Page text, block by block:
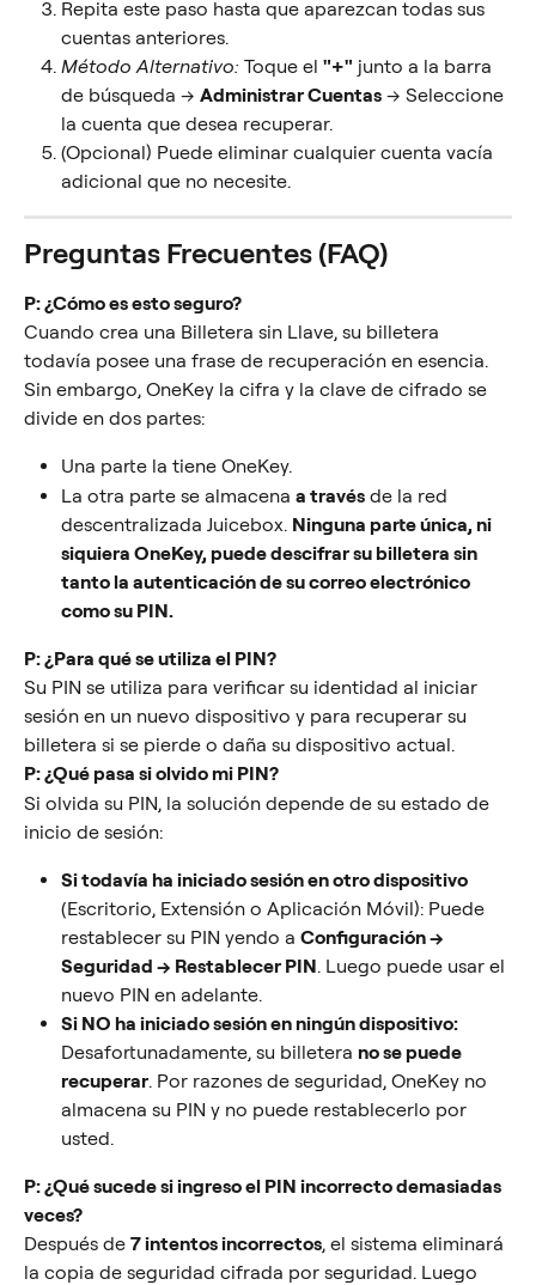
Repita este paso hasta que aparezcan todas sus
cuentas anteriores.
Método Alternativo: Toque el "+" junto a la barra
de búsqueda → Administrar Cuentas → Seleccione
la cuenta que desea recuperar.
(Opcional) Puede eliminar cualquier cuenta vacía
adicional que no necesite.
Preguntas Frecuentes (FAQ)
P: ¿Cómo es esto seguro?
Cuando crea una Billetera sin Llave, su billetera
todavía posee una frase de recuperación en esencia.
Sin embargo, OneKey la cifra y la clave de cifrado se
divide en dos partes:
Una parte la tiene OneKey.
La otra parte se almacena a través de la red
descentralizada Juicebox. Ninguna parte única, ni
siquiera OneKey, puede descifrar su billetera sin
tanto la autenticación de su correo electrónico
como su PIN.
P: ¿Para qué se utiliza el PIN?
Su PIN se utiliza para verificar su identidad al iniciar
sesión en un nuevo dispositivo y para recuperar su
billetera si se pierde o daña su dispositivo actual.
P: ¿Qué pasa si olvido mi PIN?
Si olvida su PIN, la solución depende de su estado de
inicio de sesión:
Si todavía ha iniciado sesión en otro dispositivo
(Escritorio, Extensión o Aplicación Móvil): Puede
restablecer su PIN yendo a Configuración →
Seguridad → Restablecer PIN. Luego puede usar el
nuevo PIN en adelante.
Si NO ha iniciado sesión en ningún dispositivo:
Desafortunadamente, su billetera no se puede
recuperar. Por razones de seguridad, OneKey no
almacena su PIN y no puede restablecerlo por
usted.
P: ¿Qué sucede si ingreso el PIN incorrecto demasiadas
veces?
Después de 7 intentos incorrectos, el sistema eliminará
la copia de seguridad cifrada por seguridad. Luego